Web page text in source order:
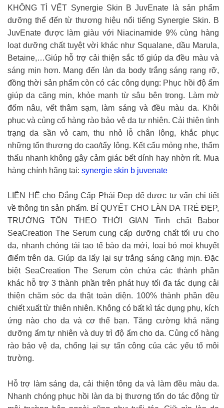
KHÔNG TÌ VẾT Synergie Skin B JuvEnate là sản phẩm
dưỡng thể đến từ thương hiệu nổi tiếng Synergie Skin. B
JuvEnate được làm giàu với Niacinamide 9% cùng hàng
loạt dưỡng chất tuyệt vời khác như Squalane, dầu Marula,
Betaine,…Giúp hỗ trợ cải thiện sắc tố giúp da đều màu và
sáng mịn hơn. Mang đến làn da body trắng sáng rạng rỡ,
đồng thời sản phẩm còn có các công dụng: Phục hồi độ ẩm
giúp da căng mịn, khỏe mạnh từ sâu bên trong. Làm mờ
đốm nâu, vết thâm sạm, làm sáng và đều màu da. Khôi
phục và củng cố hàng rào bảo vệ da tự nhiên. Cải thiện tình
trạng da sần vỏ cam, thu nhỏ lỗ chân lông, khắc phục
những tổn thương do cạo/tẩy lông. Kết cấu mỏng nhẹ, thẩm
thấu nhanh không gây cảm giác bết dính hay nhờn rít. Mua
hàng chính hãng tại: synergie skin b juvenate
LIÊN HỆ cho Đẳng Cấp Phái Đẹp để được tư vấn chi tiết
về thông tin sản phẩm. BÍ QUYẾT CHO LÀN DA TRẺ ĐẸP,
TRƯỜNG TỒN THEO THỜI GIAN Tinh chất Babor
SeaCreation The Serum cung cấp dưỡng chất tối ưu cho
da, nhanh chóng tái tạo tế bào da mới, loại bỏ mọi khuyết
điểm trên da. Giúp da lấy lại sự trắng sáng căng mịn. Đặc
biệt SeaCreation The Serum còn chứa các thành phần
khác hỗ trợ 3 thành phần trên phát huy tối đa tác dụng cải
thiện chăm sóc da thật toàn diện. 100% thành phần đều
chiết xuất từ thiên nhiên. Không có bất kì tác dụng phụ, kích
ứng nào cho da và cơ thể bạn. Tăng cường khả năng
dưỡng ẩm tự nhiên và duy trì độ ẩm cho da. Củng cố hàng
rào bảo vệ da, chống lại sự tấn công của các yếu tố môi
trường.
Hỗ trợ làm sáng da, cải thiện tông da và làm đều màu da.
Nhanh chóng phục hồi làn da bị thương tổn do tác động từ